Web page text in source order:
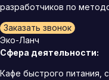
разработчиков по
Заказать звонок
Эко-Ланч
Сфера деятельности:
Кафе быстрого питания,